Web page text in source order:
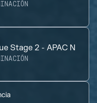
Stage 2 - APAC N